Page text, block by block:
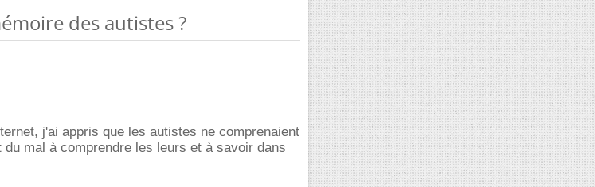
des autistes ?
j'ai appris que les autistes ne comprenaient
mal à comprendre les leurs et à savoir dans